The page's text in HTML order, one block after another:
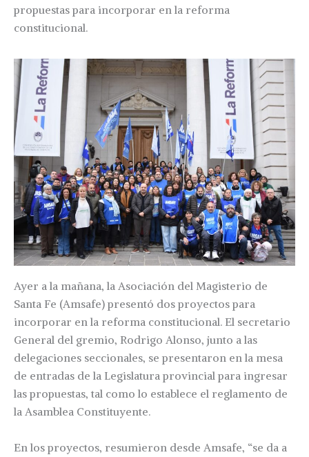
propuestas para incorporar en la reforma
constitucional.
Ayer a la mañana, la Asociación del Magisterio de
Santa Fe (Amsafe) presentó dos proyectos para
incorporar en la reforma constitucional. El secretario
General del gremio, Rodrigo Alonso, junto a las
delegaciones seccionales, se presentaron en la mesa
de entradas de la Legislatura provincial para ingresar
las propuestas, tal como lo establece el reglamento de
la Asamblea Constituyente.
En los proyectos, resumieron desde Amsafe, “se da a